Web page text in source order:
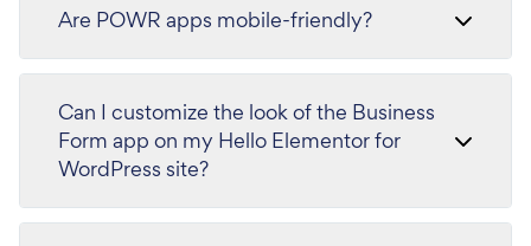
Are POWR apps mobile-friendly?
Can I customize the look of the Business
Form app on my Hello Elementor for
WordPress site?